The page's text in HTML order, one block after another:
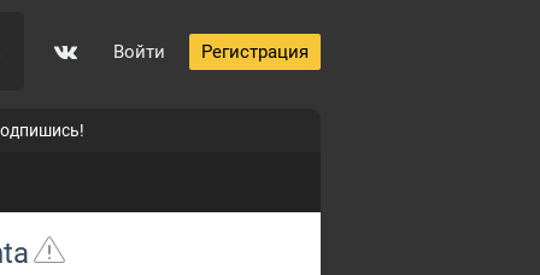
Войти Регистрация